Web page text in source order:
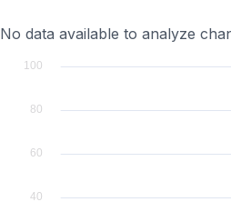
No data available to analyze